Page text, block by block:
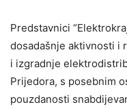
Predstavnici
dosadašnje aktivnosti i
i izgradnje
Prijedora, s posebnim
pouzdanosti